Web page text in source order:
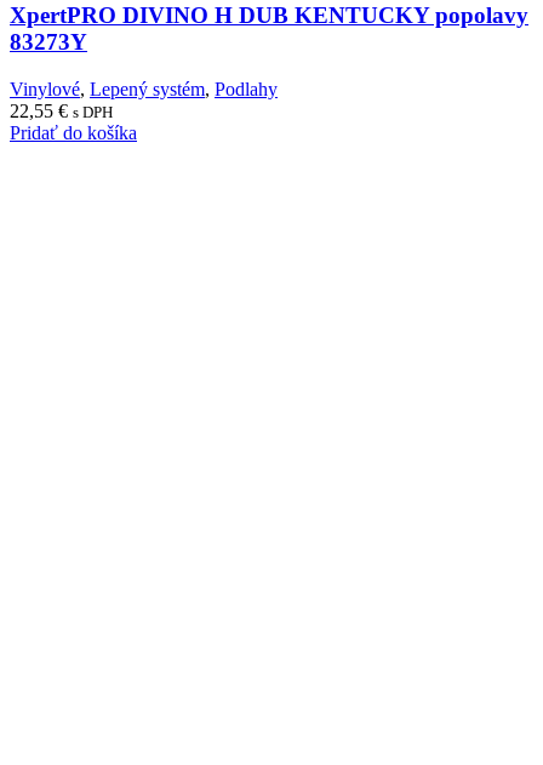
XpertPRO DIVINO H DUB KENTUCKY popolavy
83273Y
Vinylové, Lepený systém, Podlahy
22,55 € s DPH
Pridať do košíka